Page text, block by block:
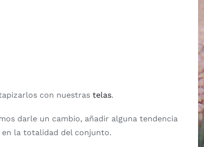
con nuestras telas.
darle un cambio, añadir alguna tendencia
la totalidad del conjunto.